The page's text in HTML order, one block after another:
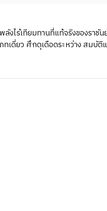
ร้เทียมทานที่แท้จริงของราชัน
ทเดี่ยว ศึกดุเดือดระหว่าง สมบัติ